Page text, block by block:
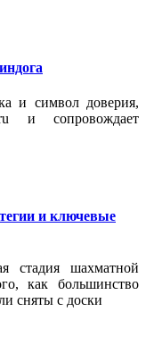
и символ доверия,
и сопровождает
и ключевые
стадия шахматной
как большинство
сняты с доски